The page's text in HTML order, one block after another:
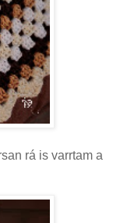
rá is varrtam a